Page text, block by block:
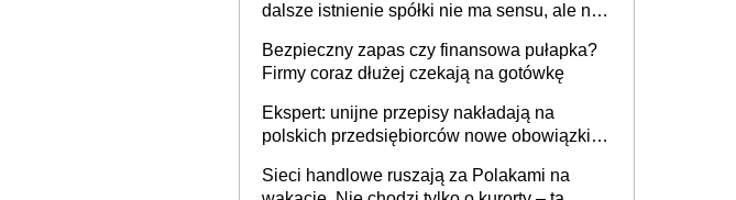
dalsze istnienie spółki nie ma sensu, ale nie
Bezpieczny zapas czy finansowa pułapka?
Firmy coraz dłużej czekają na gotówkę
Ekspert: unijne przepisy nakładają na
polskich przedsiębiorców nowe obowiązki w
Sieci handlowe ruszają za Polakami na